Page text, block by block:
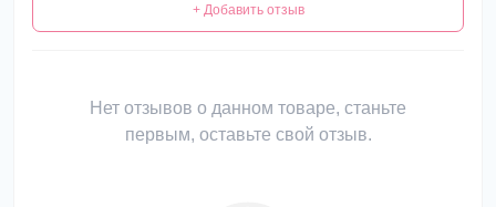
+ Добавить отзыв
Нет отзывов о данном товаре, станьте
первым, оставьте свой отзыв.